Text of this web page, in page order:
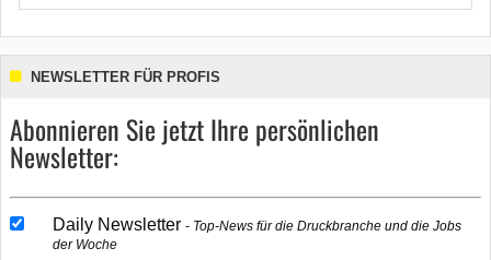
NEWSLETTER FÜR PROFIS
Abonnieren Sie jetzt Ihre persönlichen
Newsletter:
Daily Newsletter
Top-News für die Druckbranche und die Jobs
der Woche